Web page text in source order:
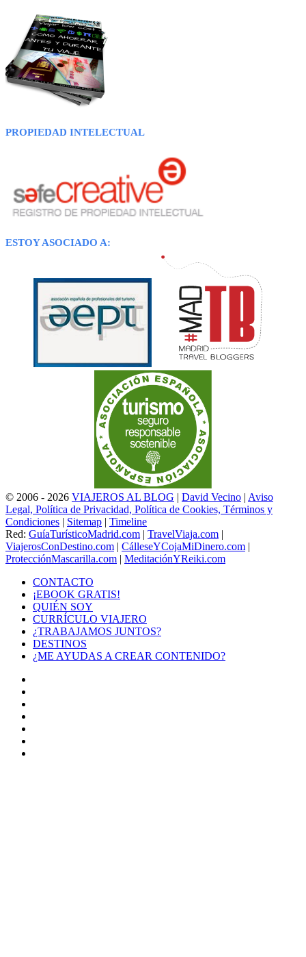
PROPIEDAD INTELECTUAL
ESTOY ASOCIADO A:
© 2006 - 2026 VIAJEROS AL BLOG | David Vecino | Aviso
Legal, Política de Privacidad, Política de Cookies, Términos y
Condiciones | Sitemap | Timeline
Red: GuíaTurísticoMadrid.com | TravelViaja.com |
ViajerosConDestino.com | CálleseYCojaMiDinero.com |
ProtecciónMascarilla.com | MeditaciónYReiki.com
CONTACTO
¡EBOOK GRATIS!
QUIÉN SOY
CURRÍCULO VIAJERO
¿TRABAJAMOS JUNTOS?
DESTINOS
¿ME AYUDAS A CREAR CONTENIDO?